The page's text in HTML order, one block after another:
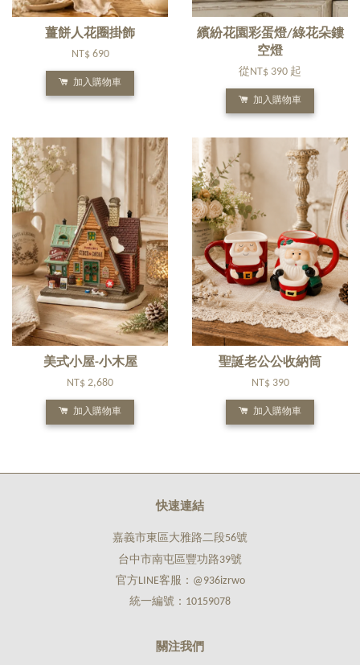
薑餅人花圈掛飾
NT$ 690
加入購物車
繽紛花園彩蛋燈/綠花朵鏤
空燈
從 NT$ 390 起
加入購物車
美式小屋-小木屋
NT$ 2,680
加入購物車
聖誕老公公收納筒
NT$ 390
加入購物車
快速連結
嘉義市東區大雅路二段56號
台中市南屯區豐功路39號
官方LINE客服：@936izrwo
統一編號：10159078
關注我們